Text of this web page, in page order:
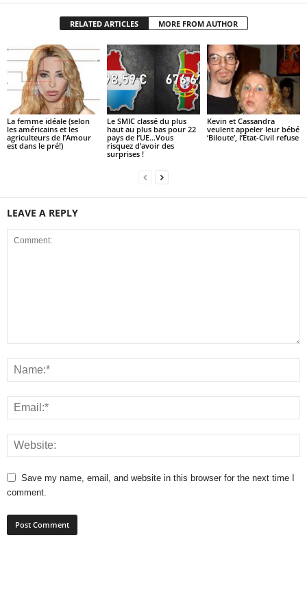
RELATED ARTICLES MORE FROM AUTHOR
La femme idéale (selon
les américains et les
agriculteurs de l’Amour
est dans le pré!)
Le SMIC classé du plus
haut au plus bas pour 22
pays de l’UE…Vous
risquez d’avoir des
surprises !
Kevin et Cassandra
veulent appeler leur bébé
‘Biloute’, l’État-Civil refuse
LEAVE A REPLY
Save my name, email, and website in this browser for the next time I
comment.